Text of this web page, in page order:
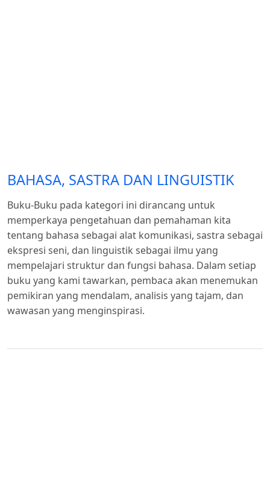
BAHASA, SASTRA DAN LINGUISTIK
Buku-Buku pada kategori ini dirancang untuk
memperkaya pengetahuan dan pemahaman kita
tentang bahasa sebagai alat komunikasi, sastra sebagai
ekspresi seni, dan linguistik sebagai ilmu yang
mempelajari struktur dan fungsi bahasa. Dalam setiap
buku yang kami tawarkan, pembaca akan menemukan
pemikiran yang mendalam, analisis yang tajam, dan
wawasan yang menginspirasi.